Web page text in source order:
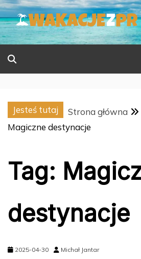
Skip
to
content
Jesteś tutaj
Strona główna
Magiczne destynacje
Tag:
destynacje
2025-04-30 Michał Jantar